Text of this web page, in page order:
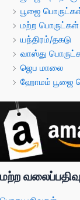
பூஜை
மற்ற பொருட்கள்
யந்திரம்/தகடு
வாஸ்து
ஜெப மாலை
ஹோமம் பூஜை
மற்ற வலைப்பதிவு